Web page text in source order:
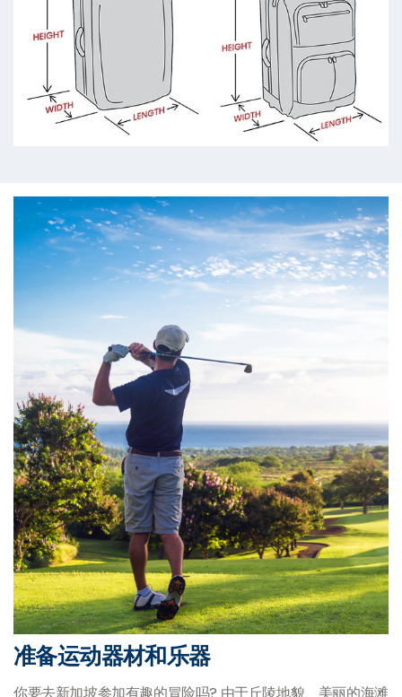
准备运动器材和乐器
你要去新加坡参加有趣的冒险吗? 由于丘陵地貌、美丽的海滩